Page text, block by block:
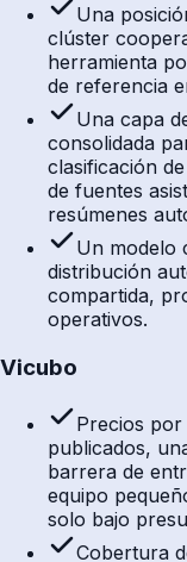
Una
clúster
herramienta
de referencia
Una capa
consolidada
clasificación
de fuentes
resúmenes
Un modelo
distribución
compartida,
operativos.
Vicubo
Precios
publicados,
barrera de
equipo
solo bajo
Cobertura